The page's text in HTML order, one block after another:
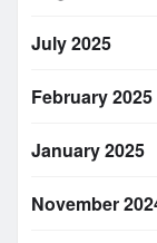
July 2025
February 2025
January 2025
November